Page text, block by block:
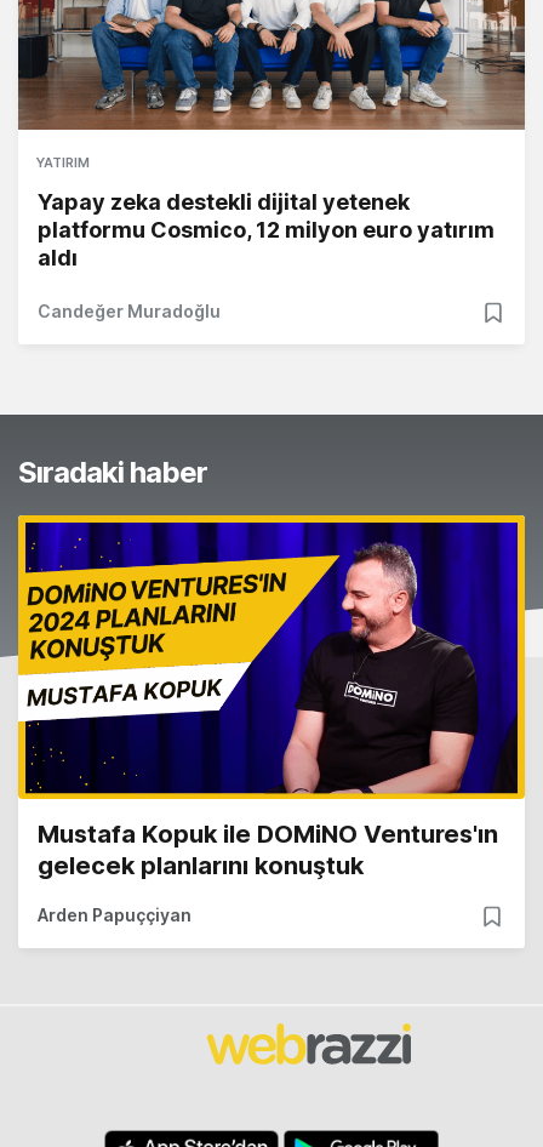
YATIRIM
Yapay zeka destekli dijital yetenek
platformu Cosmico, 12 milyon euro yatırım
aldı
Candeğer Muradoğlu
Sıradaki haber
Mustafa Kopuk ile DOMiNO Ventures'ın
gelecek planlarını konuştuk
Arden Papuççiyan